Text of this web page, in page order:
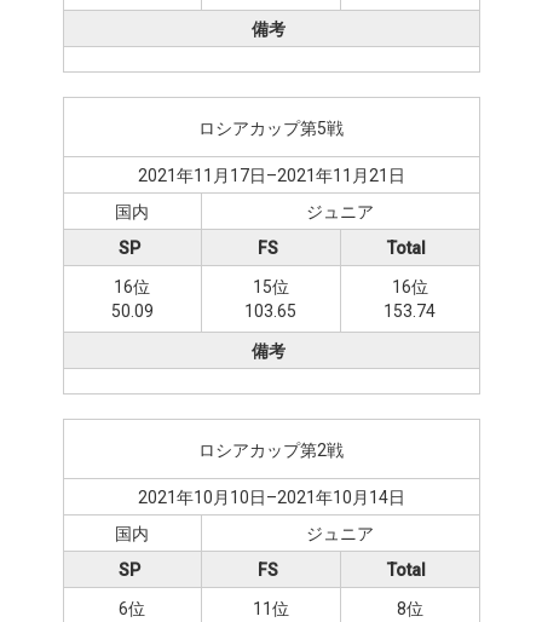
備考
ロシアカップ第5戦
2021年11月17日–2021年11月21日
国内
ジュニア
SP
16位
50.09
FS
15位
103.65
Total
16位
153.74
備考
ロシアカップ第2戦
2021年10月10日–2021年10月14日
国内
ジュニア
SP
6位
FS
11位
Total
8位